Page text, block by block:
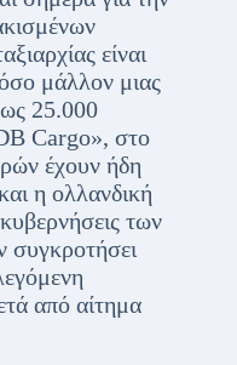
είναι
μάλλον μιας
25.000
Cargo», στο
έχουν ήδη
η ολλανδική
των
από αίτημα